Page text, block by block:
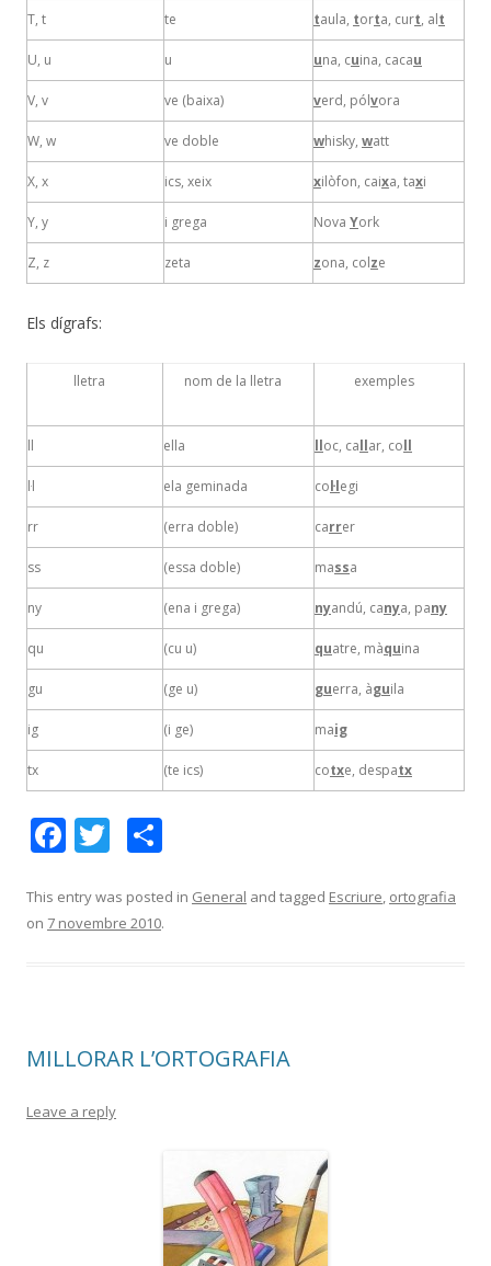
T, t te taula, torta, curt, alt
U, u u una, cuina, cacau
V, v ve (baixa) verd, pólvora
W, w ve doble whisky, watt
X, x ics, xeix xilòfon, caixa, taxi
Y, y i grega Nova York
Z, z zeta zona, colze
Els dígrafs:
lletra nom de la lletra exemples
ll ella lloc, callar, coll
l·l ela geminada col·legi
rr (erra doble) carrer
ss (essa doble) massa
ny (ena i grega) nyandú, canya, pany
qu (cu u) quatre, màquina
gu (ge u) guerra, àguila
ig (i ge) maig
tx (te ics) cotxe, despatx
F
ac
e
b
k
T
w
itt
er
m
p
ix
This entry was posted in General and tagged Escriure ortografia
on 7 novembre 2010.
MILLORAR L’ORTOGRAFIA
Leave a reply